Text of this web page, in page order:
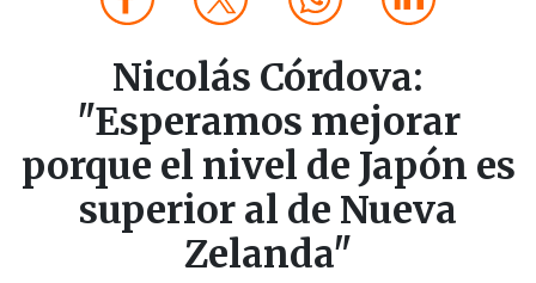
Nicolás Córdova:
"Esperamos mejorar
porque el nivel de Japón es
superior al de Nueva
Zelanda"